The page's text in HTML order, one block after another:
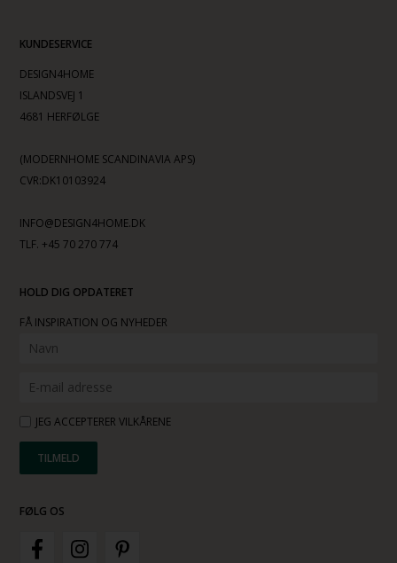
KUNDESERVICE
DESIGN4HOME
ISLANDSVEJ 1
4681 HERFØLGE
(MODERNHOME SCANDINAVIA APS)
CVR:DK10103924
INFO@DESIGN4HOME.DK
TLF. +45 70 270 774
HOLD DIG OPDATERET
FÅ INSPIRATION OG NYHEDER
JEG ACCEPTERER VILKÅRENE
FØLG OS